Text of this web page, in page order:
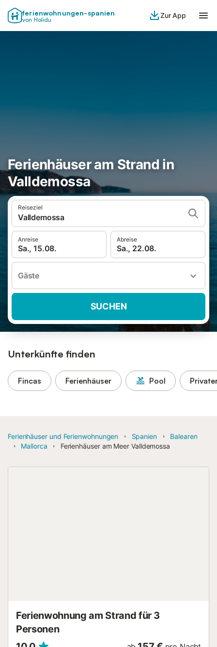
ferienwohnungen-spanien
von Holidu
Zur App
Ferienhäuser am Strand in
Valldemossa
Reiseziel
Valldemossa
Anreise
Sa., 15.08.
Abreise
Sa., 22.08.
Gäste
SUCHEN
Unterkünfte finden
Fincas Ferienhäuser Pool
Ferienhäuser und Ferienwohnungen Spanien
Balearen
Mallorca
Ferienhäuser am Meer Valldemossa
Ferienwohnung am Strand für 3
Personen